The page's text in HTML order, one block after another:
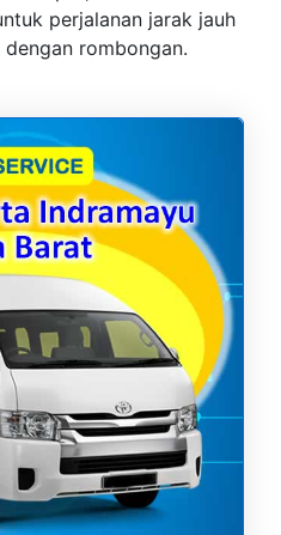
perjalanan jarak jauh
rombongan.